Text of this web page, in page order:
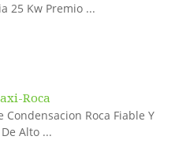
25 Kw Premio ...
Roca
Condensacion Roca Fiable Y
Alto ...